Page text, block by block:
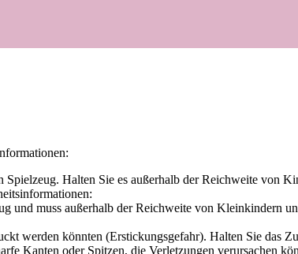
Halten Sie es außerhalb der Reichweite von
und muss außerhalb der Reichweite von Kleinkindern
werden könnten (Erstickungsgefahr). Halten Sie das
Kanten oder Spitzen, die Verletzungen verursachen